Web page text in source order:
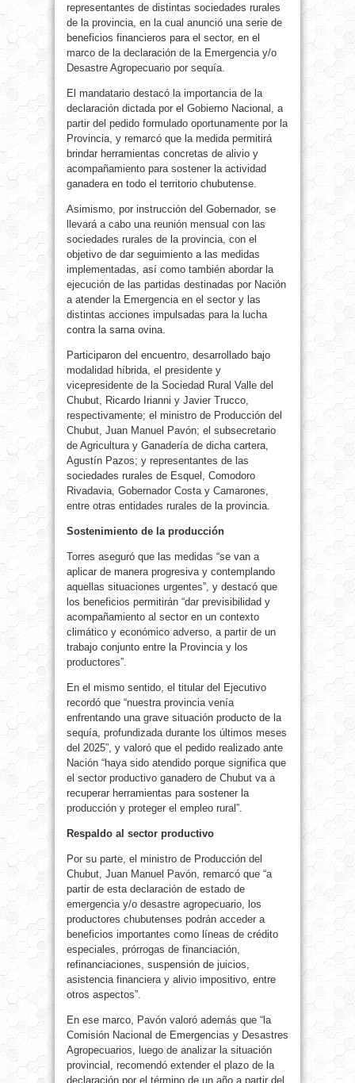
representantes de distintas sociedades rurales
de la provincia, en la cual anunció una serie de
beneficios financieros para el sector, en el
marco de la declaración de la Emergencia y/o
Desastre Agropecuario por sequía.
El mandatario destacó la importancia de la
declaración dictada por el Gobierno Nacional, a
partir del pedido formulado oportunamente por la
Provincia, y remarcó que la medida permitirá
brindar herramientas concretas de alivio y
acompañamiento para sostener la actividad
ganadera en todo el territorio chubutense.
Asimismo, por instrucción del Gobernador, se
llevará a cabo una reunión mensual con las
sociedades rurales de la provincia, con el
objetivo de dar seguimiento a las medidas
implementadas, así como también abordar la
ejecución de las partidas destinadas por Nación
a atender la Emergencia en el sector y las
distintas acciones impulsadas para la lucha
contra la sarna ovina.
Participaron del encuentro, desarrollado bajo
modalidad híbrida, el presidente y
vicepresidente de la Sociedad Rural Valle del
Chubut, Ricardo Irianni y Javier Trucco,
respectivamente; el ministro de Producción del
Chubut, Juan Manuel Pavón; el subsecretario
de Agricultura y Ganadería de dicha cartera,
Agustín Pazos; y representantes de las
sociedades rurales de Esquel, Comodoro
Rivadavia, Gobernador Costa y Camarones,
entre otras entidades rurales de la provincia.
Sostenimiento de la producción
Torres aseguró que las medidas “se van a
aplicar de manera progresiva y contemplando
aquellas situaciones urgentes”, y destacó que
los beneficios permitirán “dar previsibilidad y
acompañamiento al sector en un contexto
climático y económico adverso, a partir de un
trabajo conjunto entre la Provincia y los
productores”.
En el mismo sentido, el titular del Ejecutivo
recordó que “nuestra provincia venía
enfrentando una grave situación producto de la
sequía, profundizada durante los últimos meses
del 2025”, y valoró que el pedido realizado ante
Nación “haya sido atendido porque significa que
el sector productivo ganadero de Chubut va a
recuperar herramientas para sostener la
producción y proteger el empleo rural”.
Respaldo al sector productivo
Por su parte, el ministro de Producción del
Chubut, Juan Manuel Pavón, remarcó que “a
partir de esta declaración de estado de
emergencia y/o desastre agropecuario, los
productores chubutenses podrán acceder a
beneficios importantes como líneas de crédito
especiales, prórrogas de financiación,
refinanciaciones, suspensión de juicios,
asistencia financiera y alivio impositivo, entre
otros aspectos”.
En ese marco, Pavón valoró además que “la
Comisión Nacional de Emergencias y Desastres
Agropecuarios, luego de analizar la situación
provincial, recomendó extender el plazo de la
declaración por el término de un año a partir del